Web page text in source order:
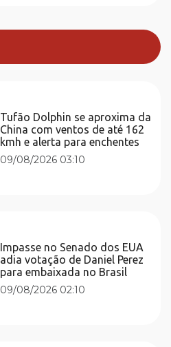
Tufão Dolphin se aproxima da
China com ventos de até 162
kmh e alerta para enchentes
09/08/2026 03:10
Impasse no Senado dos EUA
adia votação de Daniel Perez
para embaixada no Brasil
09/08/2026 02:10